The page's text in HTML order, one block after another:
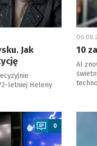
Jak
letniej Heleny
10
AI
0
a